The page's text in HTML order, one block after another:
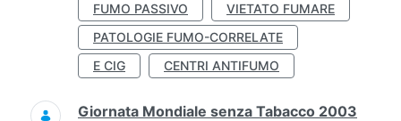
FUMO PASSIVO
VIETATO FUMARE
PATOLOGIE FUMO-CORRELATE
E CIG
CENTRI ANTIFUMO
Giornata Mondiale senza Tabacco 2003